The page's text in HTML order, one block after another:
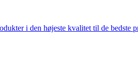
i den højeste kvalitet til de bedste